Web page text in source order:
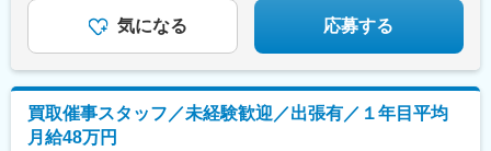
しています。
駅、三軒茶屋駅、田園調布駅、町田駅、すずかけ台駅、溝の口
駅、川崎駅、相模大野駅、中山駅(神奈川県)、二俣川駅、十日市場
垣駅、田神駅、糸貫駅、名電各務原駅、北方真桑駅、庄内通駅、
りんくう常滑駅、大府駅、日進駅(愛知県)、刈谷駅、喜多山駅(愛
知県)、町方駅、荒子川公園駅、小牧駅、稲沢駅、新守山駅、荒子
気になる 応募する
買取催事スタッフ／未経験歓迎／出張有／１年目平均
月給48万円